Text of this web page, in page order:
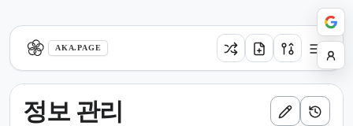
AKA.PAGE
정보 관리